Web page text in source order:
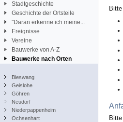
Stadtgeschichte
Geschichte der Ortsteile
"Daran erkenne ich meine...
Ereignisse
Vereine
Bauwerke von A-Z
Bauwerke nach Orten
Bieswang
Geislohe
Göhren
Neudorf
Niederpappenheim
Ochsenhart